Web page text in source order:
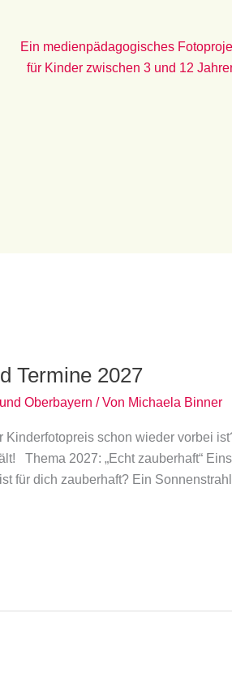
Ein medienpädagogisches
für Kinder zwischen 3 und 12
Termine 2027
Oberbayern / Von Michaela Binner
Kinderfotopreis schon wieder vorbei
Thema 2027: „Echt zauberhaft“
für dich zauberhaft? Ein